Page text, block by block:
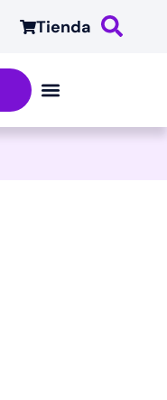
Tienda